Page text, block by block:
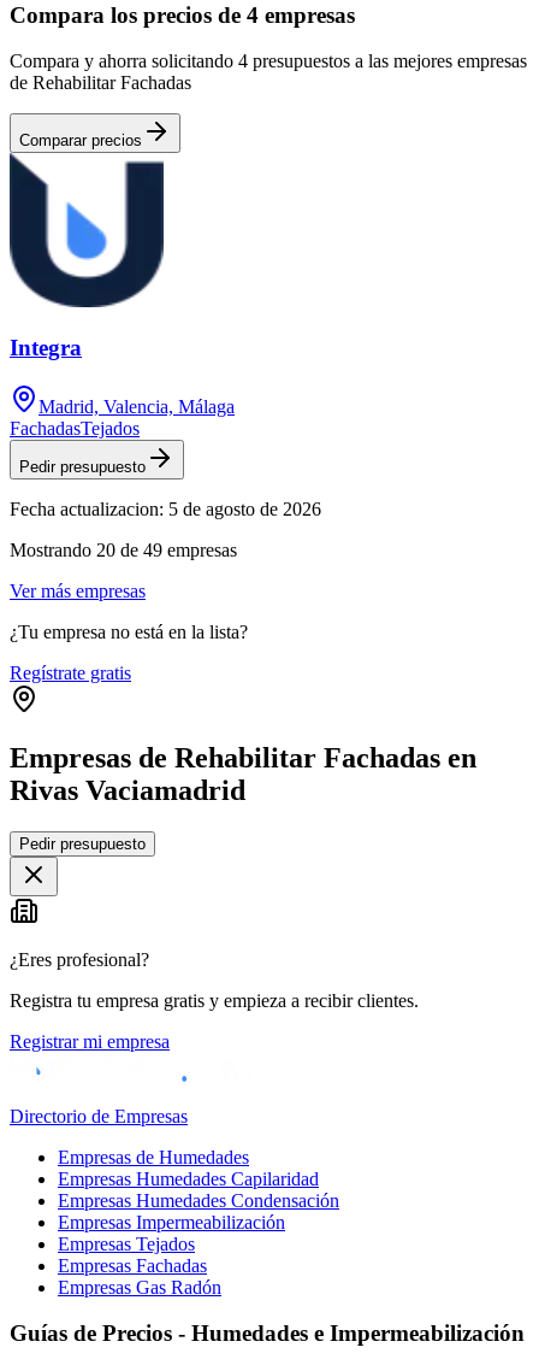
Compara los precios de 4 empresas
Compara y ahorra solicitando 4 presupuestos a las mejores empresas
de Rehabilitar Fachadas
Comparar precios
Integra
Madrid, Valencia, Málaga
FachadasTejados
Pedir presupuesto
Fecha actualizacion: 5 de agosto de 2026
Mostrando 20 de 49 empresas
Ver más empresas
¿Tu empresa no está en la lista?
Regístrate gratis
Empresas de Rehabilitar Fachadas en
Rivas Vaciamadrid
+
−
Pedir presupuesto
¿Eres profesional?
Registra tu empresa gratis y empieza a recibir clientes.
Registrar mi empresa
Directorio de Empresas
Empresas de Humedades
Empresas Humedades Capilaridad
Empresas Humedades Condensación
Empresas Impermeabilización
Empresas Tejados
Empresas Fachadas
Empresas Gas Radón
Guías de Precios - Humedades e Impermeabilización